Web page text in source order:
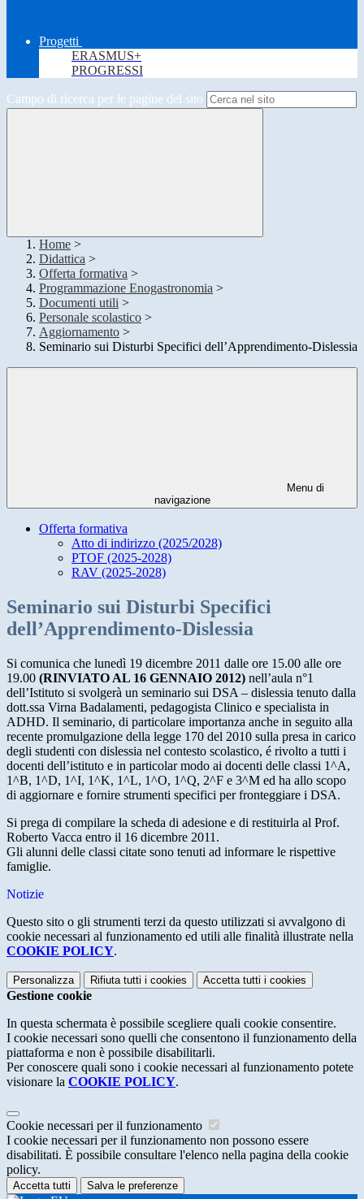
Progetti
ERASMUS+
PROGRESSI
Campo di ricerca per le pagine del sito
Home >
Didattica >
Offerta formativa >
Programmazione Enogastronomia >
Documenti utili >
Personale scolastico >
Aggiornamento >
Seminario sui Disturbi Specifici dell’Apprendimento-Dislessia
Menu di
navigazione
Offerta formativa
Atto di indirizzo (2025/2028)
PTOF (2025-2028)
RAV (2025-2028)
Seminario sui Disturbi Specifici
dell’Apprendimento-Dislessia
Si comunica che lunedì 19 dicembre 2011 dalle ore 15.00 alle ore
19.00 (RINVIATO AL 16 GENNAIO 2012) nell’aula n°1
dell’Istituto si svolgerà un seminario sui DSA – dislessia tenuto dalla
dott.ssa Virna Badalamenti, pedagogista Clinico e specialista in
ADHD. Il seminario, di particolare importanza anche in seguito alla
recente promulgazione della legge 170 del 2010 sulla presa in carico
degli studenti con dislessia nel contesto scolastico, é rivolto a tutti i
docenti dell’istituto e in particolar modo ai docenti delle classi 1^A,
1^B, 1^D, 1^I, 1^K, 1^L, 1^O, 1^Q, 2^F e 3^M ed ha allo scopo
di aggiornare e fornire strumenti specifici per fronteggiare i DSA.
Si prega di compilare la scheda di adesione e di restituirla al Prof.
Roberto Vacca entro il 16 dicembre 2011.
Gli alunni delle classi citate sono tenuti ad informare le rispettive
famiglie.
Notizie
Questo sito o gli strumenti terzi da questo utilizzati si avvalgono di
cookie necessari al funzionamento ed utili alle finalità illustrate nella
COOKIE POLICY.
Personalizza Rifiuta tutti i cookies Accetta tutti i cookies
Gestione cookie
In questa schermata è possibile scegliere quali cookie consentire.
I cookie necessari sono quelli che consentono il funzionamento della
piattaforma e non è possibile disabilitarli.
Per conoscere quali sono i cookie necessari al funzionamento potete
visionare la COOKIE POLICY.
Cookie necessari per il funzionamento
I cookie necessari per il funzionamento non possono essere
disabilitati. È possibile consultare l'elenco nella pagina della cookie
policy.
Accetta tutti Salva le preferenze